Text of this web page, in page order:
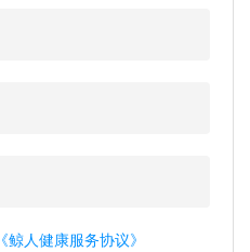
《鲸人健康服务协议》